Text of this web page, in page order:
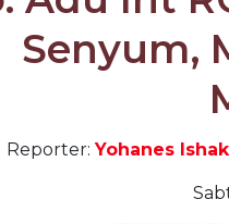
Senyum,
Reporter:Yohanes Ishak